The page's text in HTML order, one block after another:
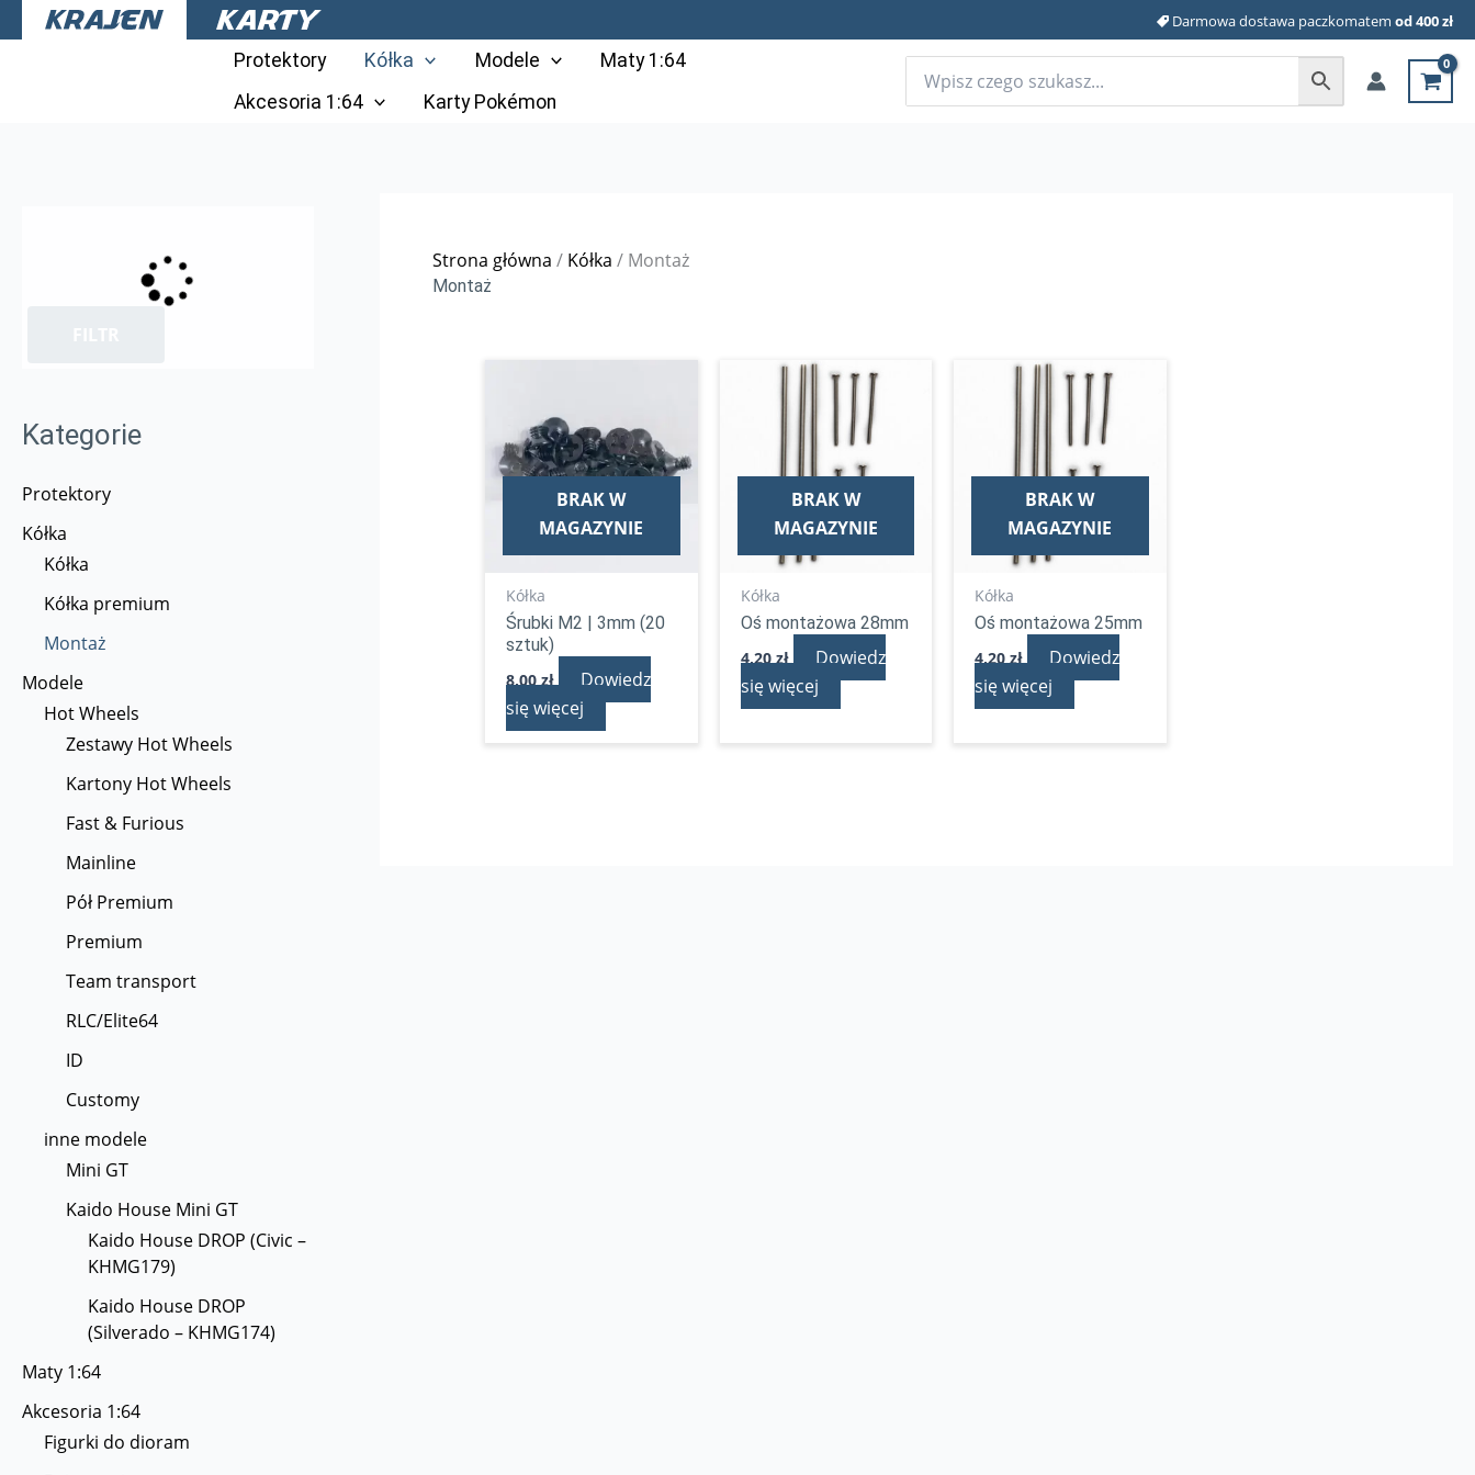
Przejdź
do
Darmowa dostawa paczkomatem od 400 zł
Protektory Kółka Modele
Maty 1:64
Akcesoria 1:64
Karty Pokémon
Kategorie
Protektory
Kółka
Kółka
Kółka premium
Montaż
Modele
Hot Wheels
Zestawy Hot Wheels
Kartony Hot Wheels
Fast & Furious
Mainline
Pół Premium
Premium
Team transport
RLC/Elite64
ID
Customy
inne modele
Mini GT
Kaido House Mini GT
Kaido House DROP (Civic –
KHMG179)
Kaido House DROP
(Silverado – KHMG174)
Maty 1:64
Akcesoria 1:64
Figurki do dioram
Strona główna / Kółka / Montaż
Montaż
BRAK W
MAGAZYNIE
Kółka
Śrubki M2 | 3mm (20
sztuk)
8,00zł
Dowiedz
się więcej
BRAK W
MAGAZYNIE
Kółka
Oś montażowa 28mm
4,20zł
Dowiedz
się więcej
BRAK W
MAGAZYNIE
Kółka
Oś montażowa 25mm
4,20zł
Dowiedz
się więcej